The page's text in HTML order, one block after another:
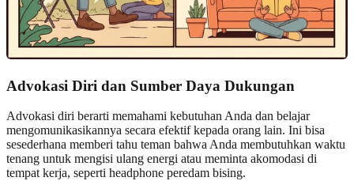
Advokasi Diri dan Sumber Daya Dukungan
Advokasi diri berarti memahami kebutuhan Anda dan belajar
mengomunikasikannya secara efektif kepada orang lain. Ini bisa
sesederhana memberi tahu teman bahwa Anda membutuhkan waktu
tenang untuk mengisi ulang energi atau meminta akomodasi di
tempat kerja, seperti headphone peredam bising.